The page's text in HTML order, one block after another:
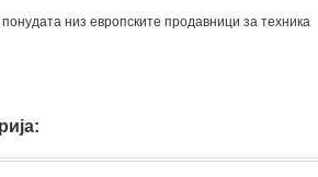
низ европските продавници за техника